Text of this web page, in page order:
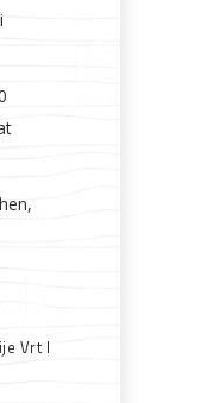
Vrt I